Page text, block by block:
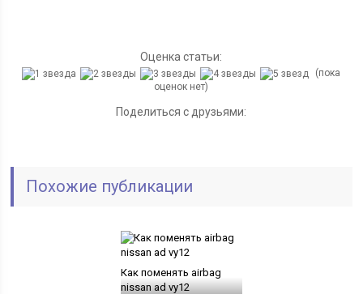
Оценка статьи:
(пока
оценок нет)
Поделиться с друзьями:
Похожие публикации
Как поменять airbag
nissan ad vy12